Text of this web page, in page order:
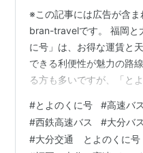
※この記事には広告が含ま
bran-travelです。 福岡と
に号」は、お得な運賃と
できる利便性が魅力の路
る方も多いですが、「と
深掘りします。 今回の記
行系統や車両・座席情報
まで詳しく紹介します。
#とよのくに号 #高速バス
#西鉄高速バス #大分バス
#大分交通 とよのくに号